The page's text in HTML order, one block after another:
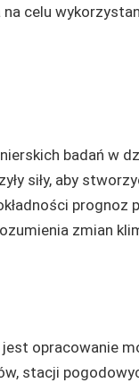
na celu
badań w
siły, aby
prognoz
zmian
jest opracowanie
stacji